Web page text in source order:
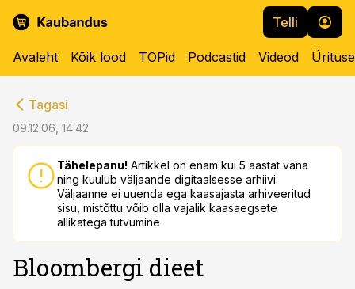
Telli
Avaleht Kõik lood TOPid Podcastid Videod
Tagasi
09.12.06, 14:42
Tähelepanu! Artikkel on enam kui 5 aastat vana
ning kuulub väljaande digitaalsesse arhiivi.
Väljaanne ei uuenda ega kaasajasta arhiveeritud
sisu, mistõttu võib olla vajalik kaasaegsete
allikatega tutvumine
Bloombergi dieet